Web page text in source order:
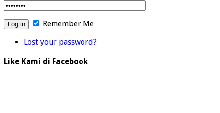
Remember Me
Lost your password?
Like Kami di Facebook